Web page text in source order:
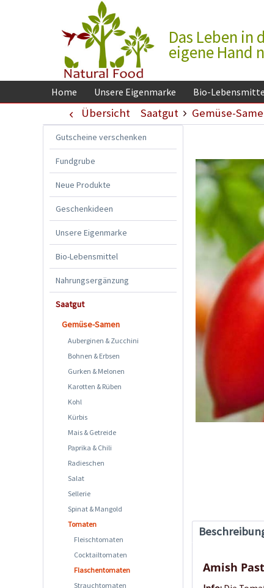
Das Leben in
eigene Hand
Home Unsere Eigenmarke Bio-
Übersicht Saatgut Gemüse-
Gutscheine verschenken
Fundgrube
Neue Produkte
Geschenkideen
Unsere Eigenmarke
Bio-Lebensmittel
Nahrungsergänzung
Saatgut
Gemüse-Samen
Auberginen & Zucchini
Bohnen & Erbsen
Gurken & Melonen
Karotten & Rüben
Kohl
Kürbis
Mais & Getreide
Paprika & Chili
Radieschen
Salat
Sellerie
Spinat & Mangold
Tomaten
Fleischtomaten
Cocktailtomaten
Flaschentomaten
Strauchtomaten
Amish